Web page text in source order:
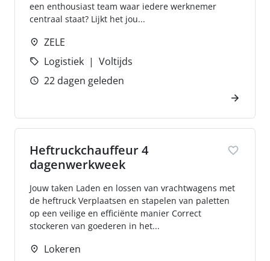
een enthousiast team waar iedere werknemer
centraal staat? Lijkt het jou...
ZELE
Logistiek
Voltijds
22 dagen geleden
Heftruckchauffeur 4
dagenwerkweek
Jouw taken Laden en lossen van vrachtwagens met
de heftruck Verplaatsen en stapelen van paletten
op een veilige en efficiënte manier Correct
stockeren van goederen in het...
Lokeren